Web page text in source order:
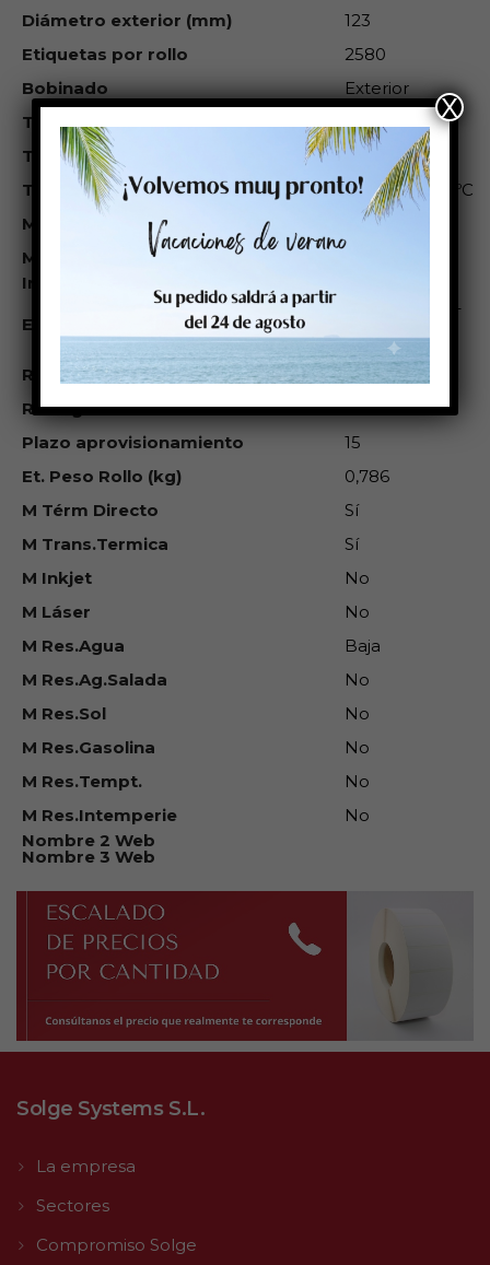
Diámetro exterior (mm)
123
Etiquetas por rollo
2580
Bobinado
Exterior
Trepado entre etiquetas
No
Temperatura de aplicación (°C)
> 0ºC
Temperatura de servicio (°C)
de -40ºC a 60ºC
M Adhesión Inicial
17 N/25mm
M Adhesión Final
Impresoras compatibles
Equivalente a
800263-105* –
2000D
R Ancho mm
0
R_Largo_mt
0
Plazo aprovisionamiento
15
Et. Peso Rollo (kg)
0,786
M Térm Directo
Sí
M Trans.Termica
Sí
M Inkjet
No
M Láser
No
M Res.Agua
Baja
M Res.Ag.Salada
No
M Res.Sol
No
M Res.Gasolina
No
M Res.Tempt.
No
M Res.Intemperie
No
Nombre 2 Web
Nombre 3 Web
Solge Systems S.L.
La empresa
Sectores
Compromiso Solge
X